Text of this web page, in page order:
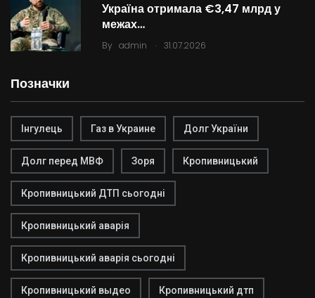
Україна отримала €3,47 млрд у
межах…
By admin . 31.07.2026
Позначки
Інгулець Газ в Украине Долг України
Долг перед МВФ Зоря Кропивницький
Кропивницький ДТП сьогодні
Кропивницький аварія
Кропивницький аварія сьогодні
Кропивницький выдео Кропивницький дтп